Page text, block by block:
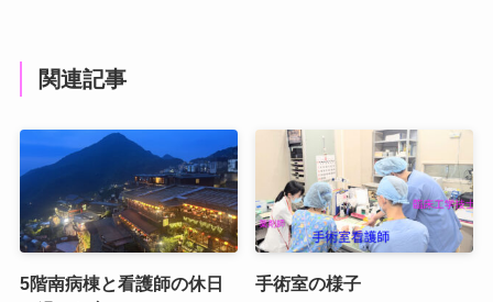
関連記事
5階南病棟と看護師の休日
手術室の様子